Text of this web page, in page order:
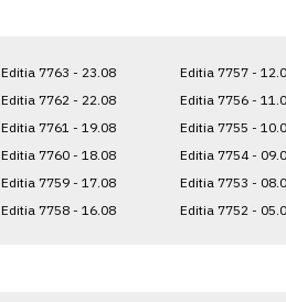
Editia 7763 - 23.08
Editia 7762 - 22.08
Editia 7761 - 19.08
Editia 7760 - 18.08
Editia 7759 - 17.08
Editia 7758 - 16.08
Editia 7757 -
Editia 7756 -
Editia 7755 -
Editia 7754 -
Editia 7753 -
Editia 7752 -